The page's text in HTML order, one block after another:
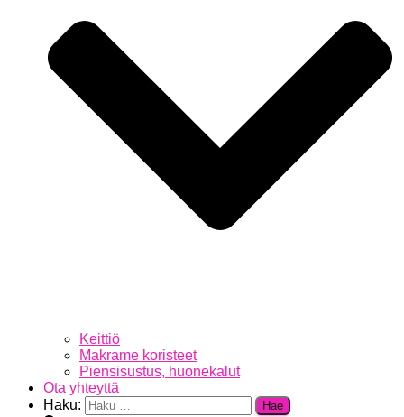
Keittiö
Makrame koristeet
Piensisustus, huonekalut
Ota yhteyttä
Haku: